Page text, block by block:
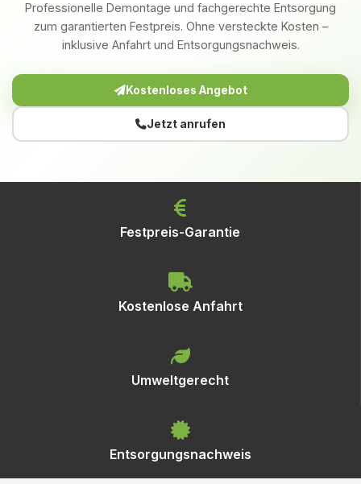
Professionelle Demontage und fachgerechte Entsorgung
zum garantierten Festpreis. Ohne versteckte Kosten –
inklusive Anfahrt und Entsorgungsnachweis.
Kostenloses Angebot
Jetzt anrufen
Festpreis-Garantie
Kostenlose Anfahrt
Umweltgerecht
Entsorgungsnachweis